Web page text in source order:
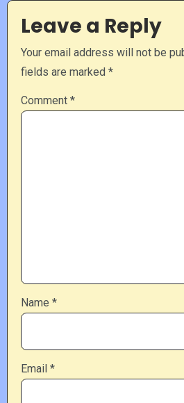
Leave a Reply
Your email address will not be
fields are marked *
Comment *
Name *
Email *